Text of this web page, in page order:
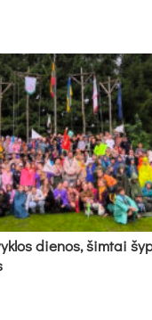
die­nos, šim­tai